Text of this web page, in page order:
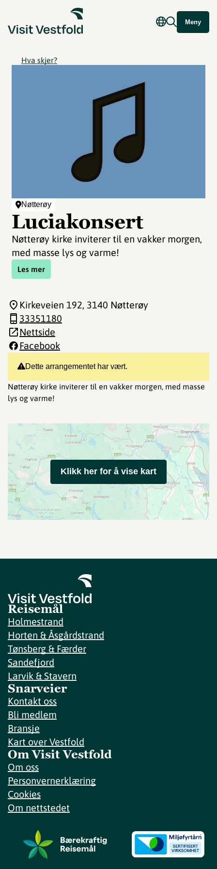
Meny
Hva skjer?
Nøtterøy
Luciakonsert
Nøtterøy kirke inviterer til en vakker morgen,
med masse lys og varme!
Les mer
Dette arrangementet har vært.
Nøtterøy kirke inviterer til en vakker morgen, med masse
lys og varme!
Kirkeveien 192, 3140 Nøtterøy
33351180
Nettside
Facebook
Klikk her for å vise kart
Reisemål
Holmestrand
Horten & Åsgårdstrand
Tønsberg & Færder
Sandefjord
Larvik & Stavern
Snarveier
Kontakt oss
Bli medlem
Bransje
Kart over Vestfold
Om Visit Vestfold
Om oss
Personvernerklæring
Cookies
Om nettstedet